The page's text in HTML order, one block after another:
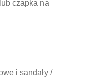
czapka na
i sandały /